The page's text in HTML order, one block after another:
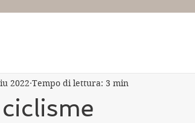
2022 Tempo di lettura: 3 min